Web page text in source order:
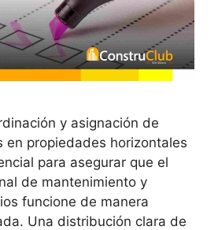
y asignación de
en propiedades horizontales
para asegurar que el
de mantenimiento y
funcione de manera
Una distribución clara de